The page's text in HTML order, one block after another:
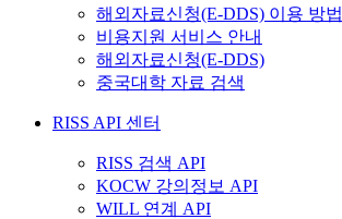
해외자료신청(E-DDS) 이용 방법
비용지원 서비스 안내
해외자료신청(E-DDS)
중국대학 자료 검색
RISS API 센터
RISS 검색 API
KOCW 강의정보 API
WILL 연계 API